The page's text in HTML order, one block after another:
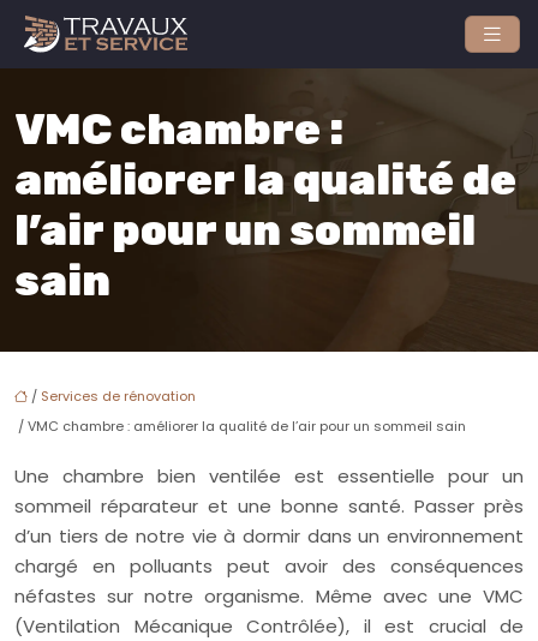
VMC chambre :
améliorer la qualité de
l’air pour un sommeil
sain
/ Services de rénovation
/ VMC chambre : améliorer la qualité de l’air pour un sommeil sain
Une chambre bien ventilée est essentielle pour un
sommeil réparateur et une bonne santé. Passer près
d’un tiers de notre vie à dormir dans un environnement
chargé en polluants peut avoir des conséquences
néfastes sur notre organisme. Même avec une VMC
(Ventilation Mécanique Contrôlée), il est crucial de